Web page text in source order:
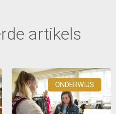
artikels
ONDERWIJS